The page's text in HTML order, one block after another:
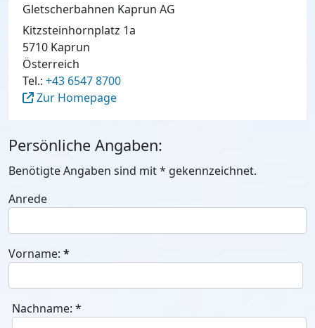
Persönliche Angaben:
Benötigte Angaben sind mit* gekennzeichnet.
Anrede
Vorname: *
Nachname: *
Gletscherbahnen Kaprun AG
Kitzsteinhornplatz 1a
5710 Kaprun
Österreich
Tel.: +43 6547 8700
Zur Homepage